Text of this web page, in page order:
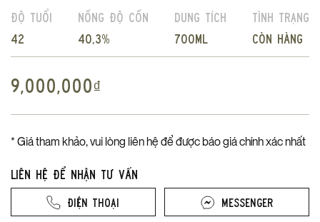
Độ tuổi
42
Nồng độ cồn
40,3%
Dung tích
700ml
Tình trạng
Còn hàng
9,000,000₫
* Giá tham khảo, vui lòng liên hệ để được báo giá chính xác nhất
Liên hệ để nhận tư vấn
Điện thoại Messenger